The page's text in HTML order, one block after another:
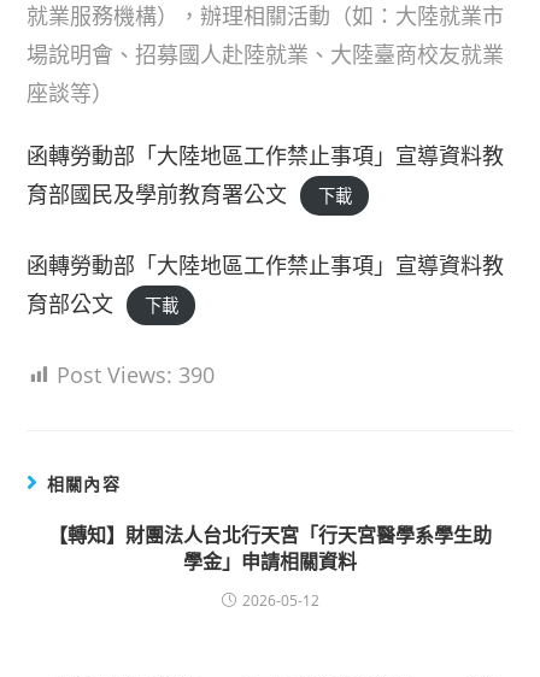
就業服務機構），辦理相關活動（如：大陸就業市
場說明會、招募國人赴陸就業、大陸臺商校友就業
座談等）
函轉勞動部「大陸地區工作禁止事項」宣導資料教
育部國民及學前教育署公文
下載
函轉勞動部「大陸地區工作禁止事項」宣導資料教
育部公文
下載
Post Views: 390
相關內容
【轉知】財團法人台北行天宮「行天宮醫學系學生助
學金」申請相關資料
2026-05-12